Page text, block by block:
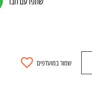
שמור במועדפים